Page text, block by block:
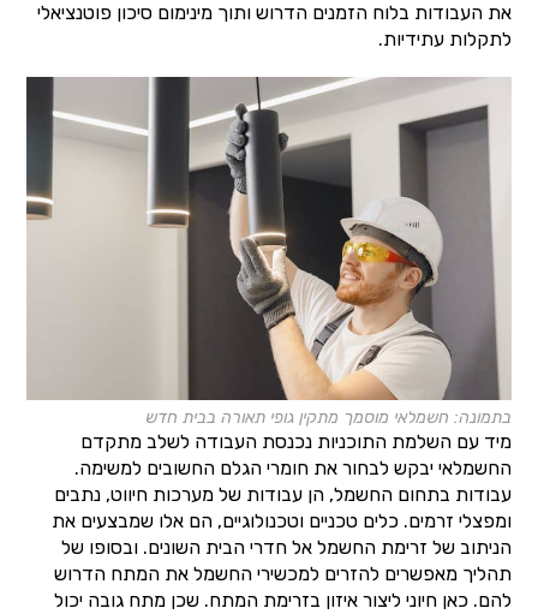
את העבודות בלוח הזמנים הדרוש ותוך מינימום סיכון פוטנציאלי
לתקלות עתידיות.
בתמונה: חשמלאי מוסמך מתקין גופי תאורה בבית חדש
מיד עם השלמת התוכניות נכנסת העבודה לשלב מתקדם
החשמלאי יבקש לבחור את חומרי הגלם החשובים למשימה.
עבודות בתחום החשמל, הן עבודות של מערכות חיווט, נתבים
ומפצלי זרמים. כלים טכניים וטכנולוגיים, הם אלו שמבצעים את
הניתוב של זרימת החשמל אל חדרי הבית השונים. ובסופו של
תהליך מאפשרים להזרים למכשירי החשמל את המתח הדרוש
להם. כאן חיוני ליצור איזון בזרימת המתח. שכן מתח גובה יכול